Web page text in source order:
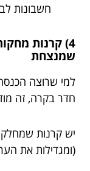
חשבונות
4) קרנות
שמנצחת
למי שרוצה
חדר בקרה, זה
יש קרנות
(ומגדילות את